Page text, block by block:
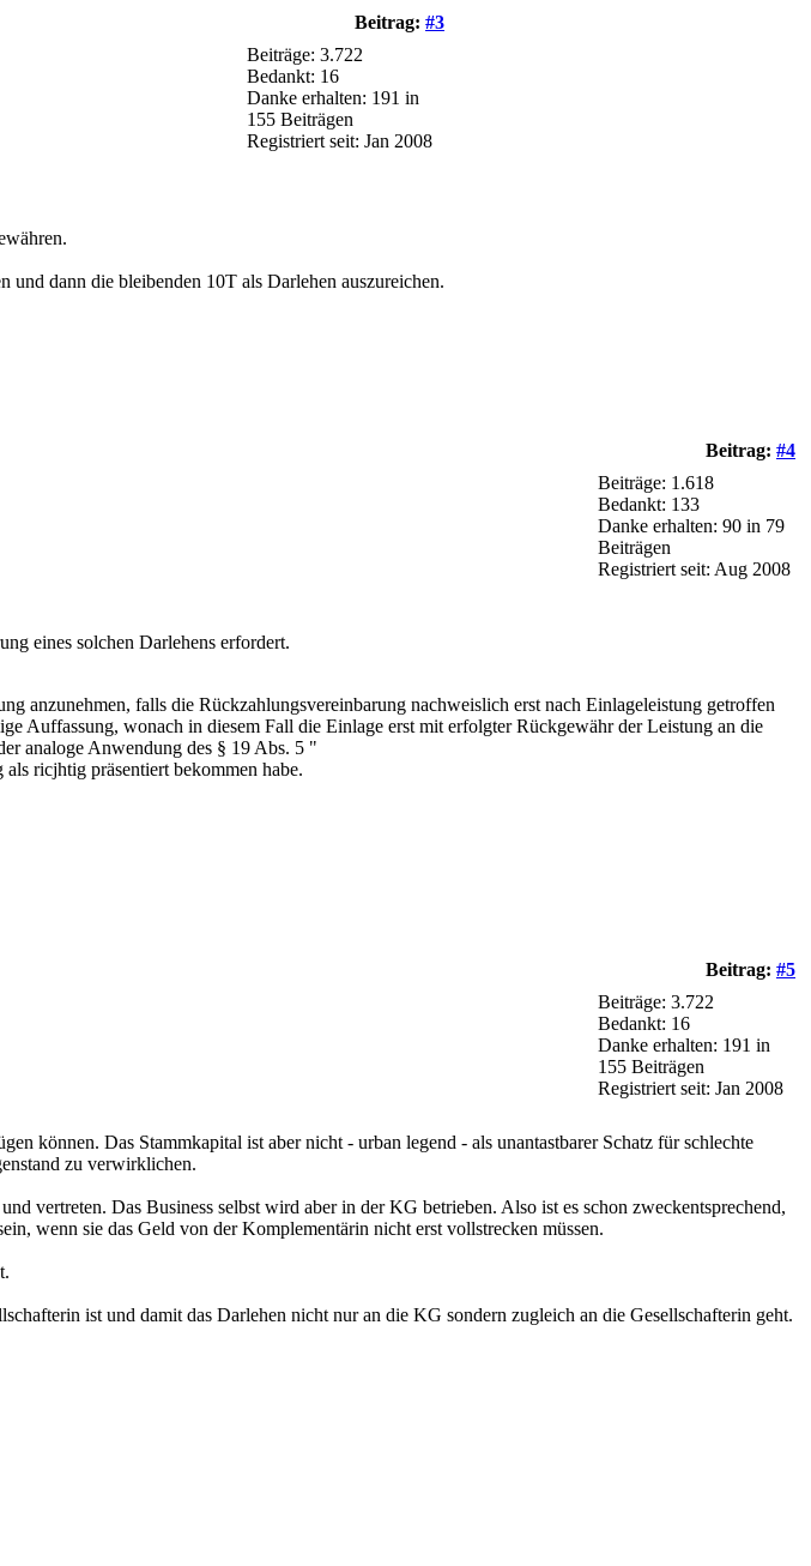
Beitrag: #3
Beiträge: 3.722
Bedankt: 16
Danke erhalten: 191 in
155 Beiträgen
Registriert seit: Jan 2008
dann die bleibenden 10T als Darlehen auszureichen.
Beitrag: #4
Beiträge: 1.618
Bedankt: 133
Danke erhalten: 90 in 79
Beiträgen
Registriert seit: Aug 2008
eines solchen Darlehens erfordert.
anzunehmen, falls die Rückzahlungsvereinbarung nachweislich erst nach Einlageleistung getroffen
Auffassung, wonach in diesem Fall die Einlage erst mit erfolgter Rückgewähr der Leistung an die
analoge Anwendung des § 19 Abs. 5 "
ricjhtig präsentiert bekommen habe.
Beitrag: #5
Beiträge: 3.722
Bedankt: 16
Danke erhalten: 191 in
155 Beiträgen
Registriert seit: Jan 2008
können. Das Stammkapital ist aber nicht - urban legend - als unantastbarer Schatz für schlechte
zu verwirklichen.
vertreten. Das Business selbst wird aber in der KG betrieben. Also ist es schon zweckentsprechend,
wenn sie das Geld von der Komplementärin nicht erst vollstrecken müssen.
ist und damit das Darlehen nicht nur an die KG sondern zugleich an die Gesellschafterin geht.